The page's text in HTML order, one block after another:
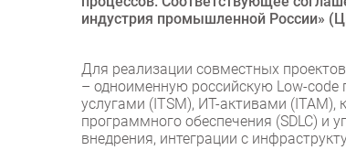
индустрия промышленной России»
Для реализации совместных
– одноименную российскую Low-code
услугами (ITSM), ИТ-активами
программного обеспечения (SDLC) и
внедрения, интеграции с